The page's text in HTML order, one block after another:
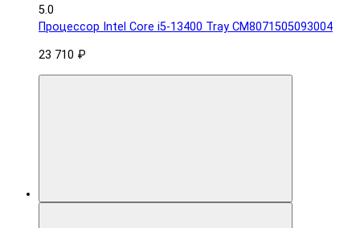
5.0
Процессор Intel Core i5-13400 Tray CM8071505093004
23 710 ₽